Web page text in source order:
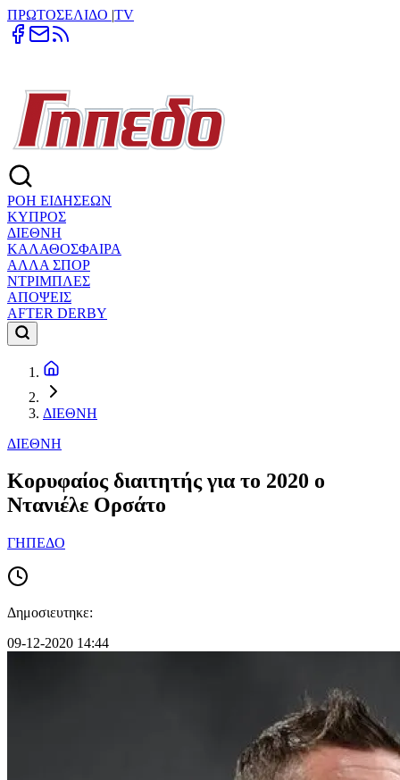
ΠΡΩΤΟΣΕΛΙΔΟ |TV
ΡΟΗ ΕΙΔΗΣΕΩΝ
ΚΥΠΡΟΣ
ΔΙΕΘΝΗ
ΚΑΛΑΘΟΣΦΑΙΡΑ
ΑΛΛΑ ΣΠΟΡ
ΝΤΡΙΜΠΛΕΣ
ΑΠΟΨΕΙΣ
AFTER DERBY
ΔΙΕΘΝΗ
ΔΙΕΘΝΗ
Κορυφαίος διαιτητής για το 2020 ο
Ντανιέλε Ορσάτο
ΓΗΠΕΔΟ
Δημοσιευτηκε:
09-12-2020 14:44